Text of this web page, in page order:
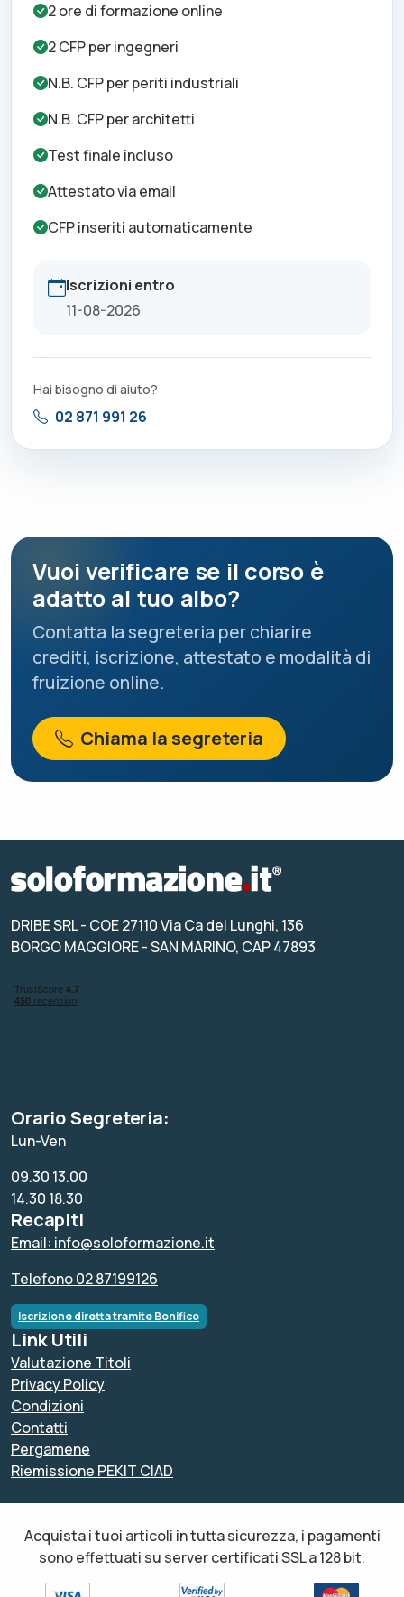
2ore di formazione online
2CFP peringegneri
N.B. CFP perperiti industriali
N.B. CFP perarchitetti
Test finale incluso
Attestato via email
CFP inseriti automaticamente
Iscrizioni entro
11-08-2026
Hai bisogno di aiuto?
02 871 991 26
Vuoi verificare se il corso è
adatto al tuo albo?
Contatta la segreteria per chiarire
crediti, iscrizione, attestato e modalità di
fruizione online.
Chiama la segreteria
DRIBE SRL- COE 27110 Via Ca dei Lunghi, 136
BORGO MAGGIORE - SAN MARINO, CAP 47893
Orario Segreteria:
Lun-Ven
09.30 13.00
14.30 18.30
Recapiti
Email: info@soloformazione.it
Telefono 02 87199126
Iscrizione diretta tramite Bonifico
Link Utili
Valutazione Titoli
Privacy Policy
Condizioni
Contatti
Pergamene
Riemissione PEKIT CIAD
Acquista i tuoi articoli in tutta sicurezza, i pagamenti
sono effettuati su server certificati SSL a 128 bit.